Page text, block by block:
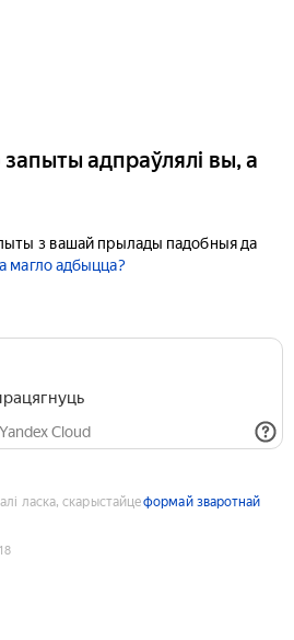
адпраўлялі вы, а
з вашай прылады падобныя да
магло адбыцца?
Cloud
ласка, скарыстайцеформай зваротнай